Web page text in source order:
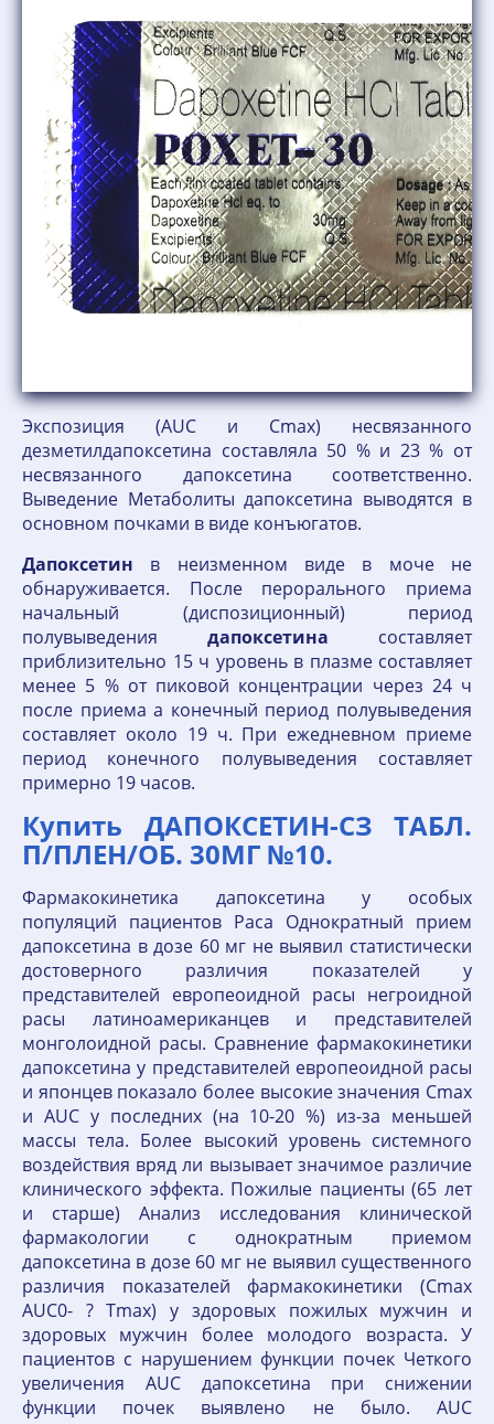
Экспозиция (AUC и Сmах) несвязанного
дезметилдапоксетина составляла 50 % и 23 % от
несвязанного дапоксетина соответственно.
Выведение Метаболиты дапоксетина выводятся в
основном почками в виде конъюгатов.
Дапоксетин в неизменном виде в моче не
обнаруживается. После перорального приема
начальный (диспозиционный) период
полувыведения дапоксетина составляет
приблизительно 15 ч уровень в плазме составляет
менее 5 % от пиковой концентрации через 24 ч
после приема а конечный период полувыведения
составляет около 19 ч. При ежедневном приеме
период конечного полувыведения составляет
примерно 19 часов.
Купить ДАПОКСЕТИН-СЗ ТАБЛ.
П/ПЛЕН/ОБ. 30МГ №10.
Фармакокинетика дапоксетина у особых
популяций пациентов Раса Однократный прием
дапоксетина в дозе 60 мг не выявил статистически
достоверного различия показателей у
представителей европеоидной расы негроидной
расы латиноамериканцев и представителей
монголоидной расы. Сравнение фармакокинетики
дапоксетина у представителей европеоидной расы
и японцев показало более высокие значения Сmах
и AUC у последних (на 10-20 %) из-за меньшей
массы тела. Более высокий уровень системного
воздействия вряд ли вызывает значимое различие
клинического эффекта. Пожилые пациенты (65 лет
и старше) Анализ исследования клинической
фармакологии с однократным приемом
дапоксетина в дозе 60 мг не выявил существенного
различия показателей фармакокинетики (Сmах
AUC0- ? Тmах) у здоровых пожилых мужчин и
здоровых мужчин более молодого возраста. У
пациентов с нарушением функции почек Четкого
увеличения AUC дапоксетина при снижении
функции почек выявлено не было. AUC